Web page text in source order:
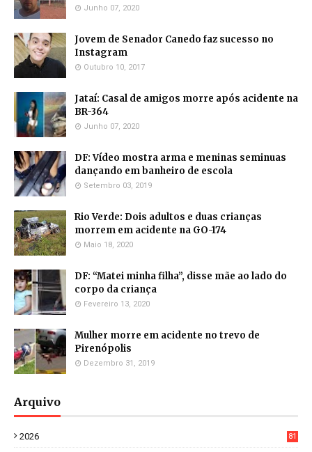
Junho 07, 2020
Jovem de Senador Canedo faz sucesso no
Instagram
Outubro 10, 2017
Jataí: Casal de amigos morre após acidente na
BR-364
Junho 07, 2020
DF: Vídeo mostra arma e meninas seminuas
dançando em banheiro de escola
Setembro 03, 2019
Rio Verde: Dois adultos e duas crianças
morrem em acidente na GO-174
Maio 18, 2020
DF: “Matei minha filha”, disse mãe ao lado do
corpo da criança
Fevereiro 13, 2020
Mulher morre em acidente no trevo de
Pirenópolis
Dezembro 31, 2019
Arquivo
2026
81